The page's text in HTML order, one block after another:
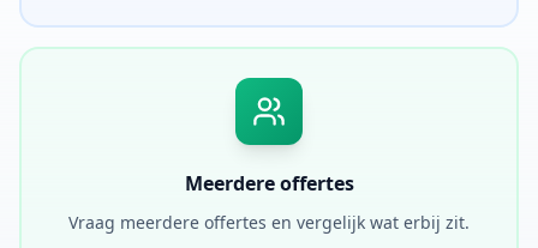
Meerdere offertes
Vraag meerdere offertes en vergelijk wat erbij zit.